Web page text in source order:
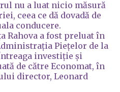
nu a luat nicio măsură
ceea ce dă dovadă de
conducere.
Rahova a fost preluat în
Piețelor de la
investiție și
de către Economat, în
director, Leonard